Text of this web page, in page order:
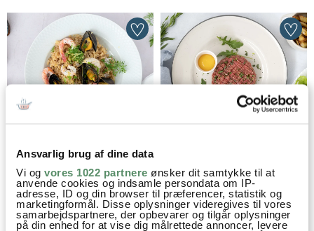
Ansvarlig brug af dine data
Vi og vores 1022 partnere ønsker dit samtykke til at
anvende cookies og indsamle persondata om IP-
adresse, ID og din browser til præferencer, statistik og
marketingformål. Disse oplysninger videregives til vores
samarbejdspartnere, der opbevarer og tilgår oplysninger
på din enhed for at vise dig målrettede annoncer, levere
SKALDYRSRISOTTO